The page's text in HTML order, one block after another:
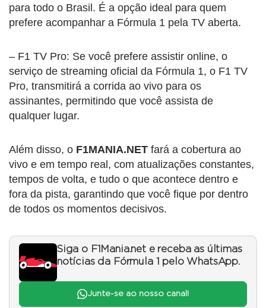
para todo o Brasil. É a opção ideal para quem
prefere acompanhar a Fórmula 1 pela TV aberta.
– F1 TV Pro: Se você prefere assistir online, o
serviço de streaming oficial da Fórmula 1, o F1 TV
Pro, transmitirá a corrida ao vivo para os
assinantes, permitindo que você assista de
qualquer lugar.
Além disso, o F1MANIA.NET fará a cobertura ao
vivo e em tempo real, com atualizações constantes,
tempos de volta, e tudo o que acontece dentro e
fora da pista, garantindo que você fique por dentro
de todos os momentos decisivos.
Siga o F1Mania.net e receba as últimas
notícias da Fórmula 1 pelo WhatsApp.
Junte-se ao nosso canal!